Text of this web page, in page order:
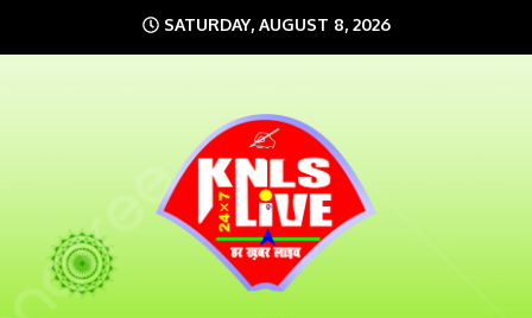
to
SATURDAY, AUGUST 8, 2026